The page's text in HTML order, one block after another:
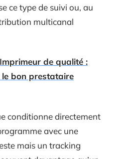
ce type de suivi ou, au
multicanal
Imprimeur de qualité :
bon prestataire
conditionne directement
avec une
mais un tracking